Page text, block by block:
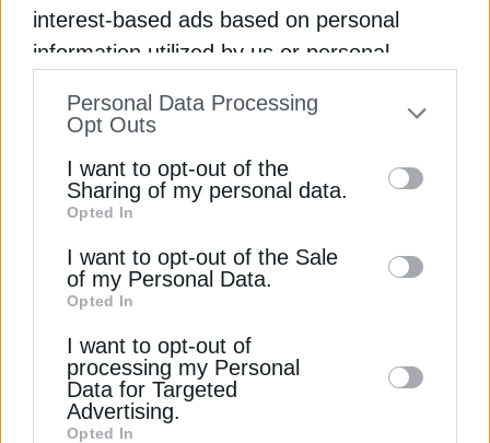
interest-based ads based on personal
information utilized by us or personal
to your opt-out. You may separately opt-out
information by third parties on the IAB’s list
of downstream participants. This
information may also be disclosed by us to
third parties on theIAB’s List of
Downstream Participants
disclose it to other third parties.
Personal Data Processing
Opt Outs
I want to opt-out of the
Sharing of my personal data.
Opted In
I want to opt-out of the Sale
of my Personal Data.
Opted In
I want to opt-out of
processing my Personal
Data for Targeted
Advertising.
Opted In
ΔΕΊΤΕ ΕΠΊΣΗΣ
ΠΕΡΙΒΑΛΛΟΝ
Γκίκας: 3,5 εκατ. ευρώ σε έργα για τη
λειψυδρία στα νησιά
16 Απριλίου 2025